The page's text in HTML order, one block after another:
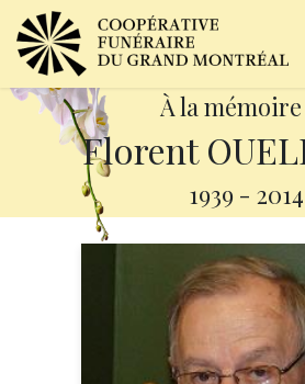
À la mémoire
Florent
1939 - 2014